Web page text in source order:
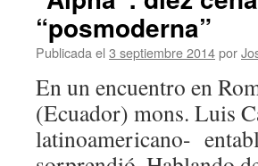
“posmoderna”
Publicada el 3 septiembre 2014por
En un encuentro en
(Ecuador) mons. Luis
latinoamericano-